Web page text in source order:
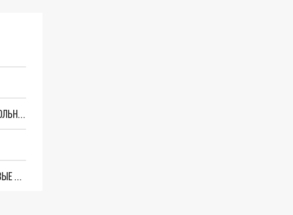
В ОДНОЙ ИЗ ШКОЛ ЕКАТЕРИНБУРГА УЧЕНИК ВЫСТРЕЛИЛ В ОДНОКЛАССНИКА ИЗ СТРАЙКБОЛЬНОГО ПИСТОЛЕТА
"ОЧЕНЬ ПЛОХИЕ НОВОСТИ": БОЛЬШАЯ ОШИБКА PALANTIR В РОССИИ. СТРАНЫ НАТО ВПЕРВЫЕ ЗА СВО ОСТАНОВИЛИ ПОСТАВКИ ОРУЖИЯ. ВСУ ТЕРЯЮТ ПРИГРАНИЧЬЕ?